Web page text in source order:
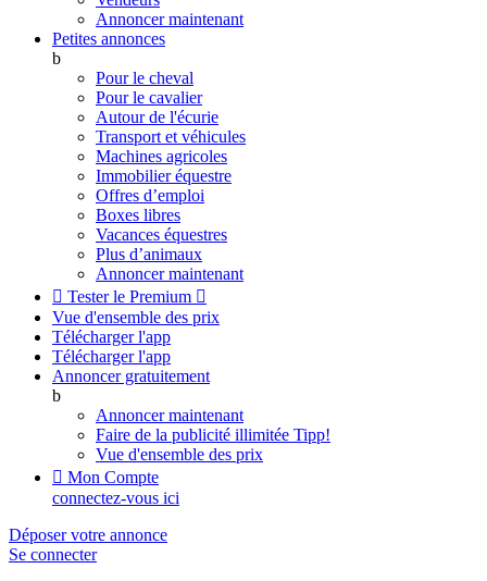
Annoncer maintenant
Petites annonces
b
Pour le cheval
Pour le cavalier
Autour de l'écurie
Transport et véhicules
Machines agricoles
Immobilier équestre
Offres d’emploi
Boxes libres
Vacances équestres
Plus d’animaux
Annoncer maintenant
 Tester le Premium 
Vue d'ensemble des prix
Télécharger l'app
Télécharger l'app
Annoncer gratuitement
b
Annoncer maintenant
Faire de la publicité illimitée Tipp!
Vue d'ensemble des prix
 Mon Compte
connectez-vous ici
Déposer votre annonce
Se connecter